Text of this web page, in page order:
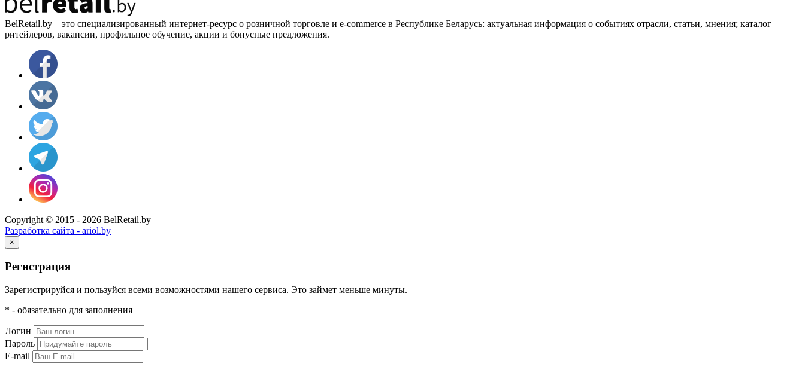
BelRetail.by – это специализированный интернет-ресурс о розничной торговле и e-commerce в Республике Беларусь: актуальная информация о событиях отрасли, статьи, мнения; каталог
ритейлеров, вакансии, профильное обучение, акции и бонусные предложения.
Copyright © 2015 - 2026 BelRetail.by
Разработка сайта - ariol.by
×
Регистрация
Зарегистрируйся и пользуйся всеми возможностями нашего сервиса. Это займет меньше минуты.
* - обязательно для заполнения
Логин
Пароль
E-mail